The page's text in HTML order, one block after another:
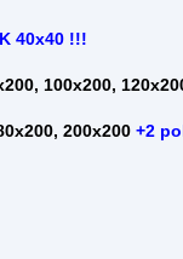
40x40 !!!
100x200,
200x200 +2